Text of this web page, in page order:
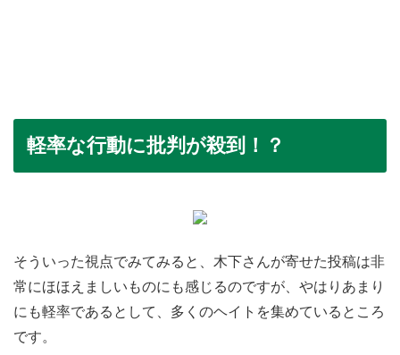
軽率な行動に批判が殺到！？
そういった視点でみてみると、木下さんが寄せた投稿は非
常にほほえましいものにも感じるのですが、やはりあまり
にも軽率であるとして、多くのヘイトを集めているところ
です。